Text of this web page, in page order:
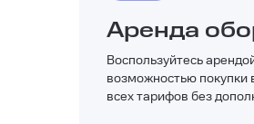
Аренда
Воспользуйтесь
возможностью покупки
всех тарифов без